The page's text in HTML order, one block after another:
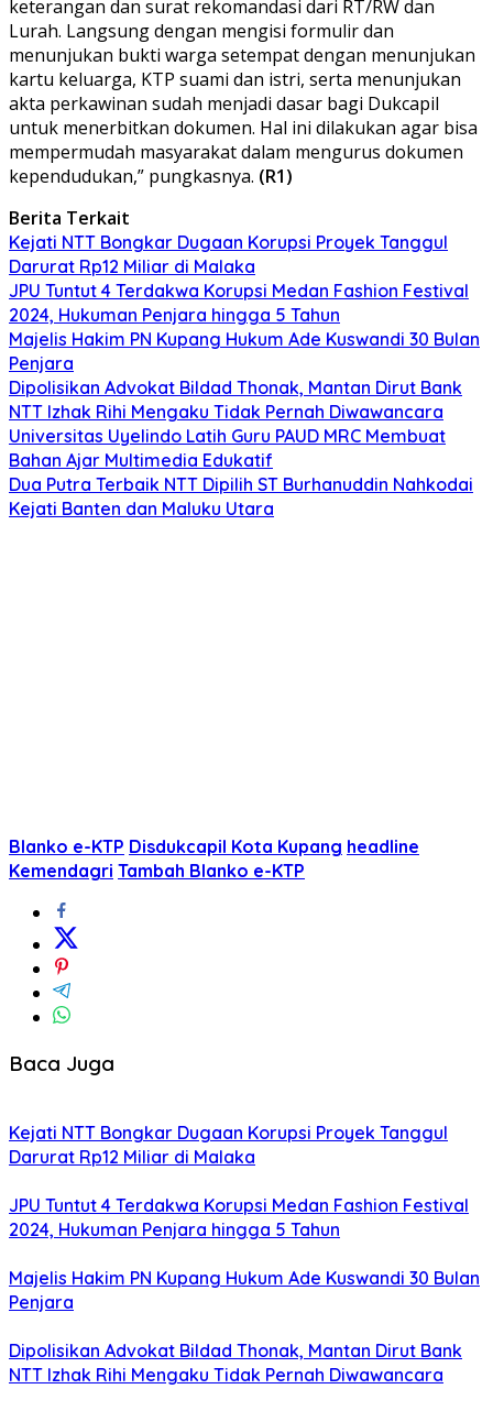
keterangan dan surat rekomandasi dari RT/RW dan
Lurah. Langsung dengan mengisi formulir dan
menunjukan bukti warga setempat dengan menunjukan
kartu keluarga, KTP suami dan istri, serta menunjukan
akta perkawinan sudah menjadi dasar bagi Dukcapil
untuk menerbitkan dokumen. Hal ini dilakukan agar bisa
mempermudah masyarakat dalam mengurus dokumen
kependudukan,” pungkasnya. (R1)
Berita Terkait
Kejati NTT Bongkar Dugaan Korupsi Proyek Tanggul
Darurat Rp12 Miliar di Malaka
JPU Tuntut 4 Terdakwa Korupsi Medan Fashion Festival
2024, Hukuman Penjara hingga 5 Tahun
Majelis Hakim PN Kupang Hukum Ade Kuswandi 30 Bulan
Penjara
Dipolisikan Advokat Bildad Thonak, Mantan Dirut Bank
NTT Izhak Rihi Mengaku Tidak Pernah Diwawancara
Universitas Uyelindo Latih Guru PAUD MRC Membuat
Bahan Ajar Multimedia Edukatif
Dua Putra Terbaik NTT Dipilih ST Burhanuddin Nahkodai
Kejati Banten dan Maluku Utara
Blanko e-KTP Disdukcapil Kota Kupang headline
Kemendagri Tambah Blanko e-KTP
Baca Juga
Kejati NTT Bongkar Dugaan Korupsi Proyek Tanggul
Darurat Rp12 Miliar di Malaka
JPU Tuntut 4 Terdakwa Korupsi Medan Fashion Festival
2024, Hukuman Penjara hingga 5 Tahun
Majelis Hakim PN Kupang Hukum Ade Kuswandi 30 Bulan
Penjara
Dipolisikan Advokat Bildad Thonak, Mantan Dirut Bank
NTT Izhak Rihi Mengaku Tidak Pernah Diwawancara